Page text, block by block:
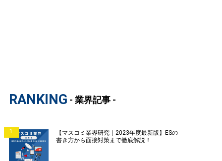
RANKING - 業界記事 -
1
【マスコミ業界研究｜2023年度最新版】ESの
書き方から面接対策まで徹底解説！